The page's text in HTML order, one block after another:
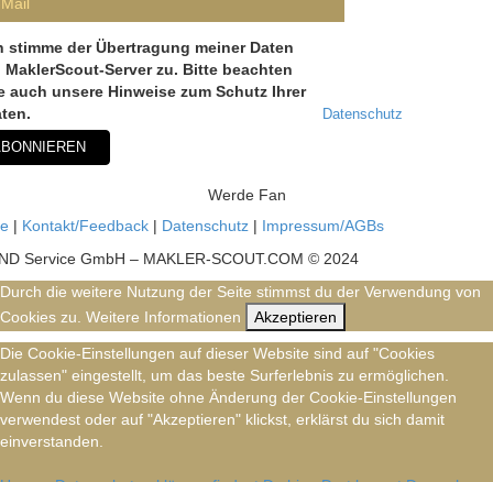
stimme der Übertragung meiner Daten
MaklerScout-Server zu. Bitte beachten
auch unsere Hinweise zum Schutz Ihrer
Datenschutz
Werde Fan
| Kontakt/Feedback | Datenschutz | Impressum/AGBs
Service GmbH – MAKLER-SCOUT.COM © 2024
Durch die weitere Nutzung der Seite stimmst du der Verwendung von
Cookies zu. Weitere Informationen Akzeptieren
Die Cookie-Einstellungen auf dieser Website sind auf "Cookies
zulassen" eingestellt, um das beste Surferlebnis zu ermöglichen.
Wenn du diese Website ohne Änderung der Cookie-Einstellungen
verwendest oder auf "Akzeptieren" klickst, erklärst du sich damit
einverstanden.